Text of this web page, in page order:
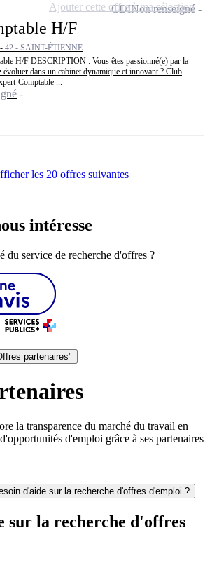
H/F
42 - SAINT-ÉTIENNE
H/F DESCRIPTION : Vous êtes passionné(e) par la
évoluer dans un cabinet dynamique et innovant ? Club
Comptable ...
CDINon renseigné
Ajouter cette offre à ma sélection
les 20 offres suivantes
intéresse
du service de recherche d'offres ?
partenaires"
la transparence du marché du travail en
d'emploi grâce à ses partenaires
d'aide sur la recherche d'offres d'emploi ?
sur la recherche d'offres